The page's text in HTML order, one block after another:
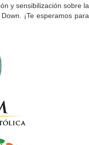
y sensibilización sobre la
¡Te esperamos para